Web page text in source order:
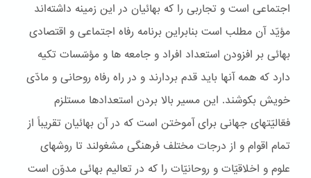
اجتماعی است و تجاربی را که بهائيان در اين زمينه داشته‌اند
مؤيّد آن مطلب است بنابراين برنامه رفاه اجتماعی و اقتصادی
بهائی بر افزودن استعداد افراد و جامعه ها و مؤسّسات تکيه
دارد که همه آنها بايد قدم بردارند و در راه رفاه روحانی و مادّی
خويش بکوشند. اين مسير بالا بردن استعدادها مستلزم
فعّاليّتهای جهانی برای آموختن است که در آن بهائيان تقريباً از
تمام اقوام و از درجات مختلف فرهنگی مشغولند تا روشهای
علوم و اخلاقيّات و روحانيّات را که در تعاليم بهائی مدوّن است